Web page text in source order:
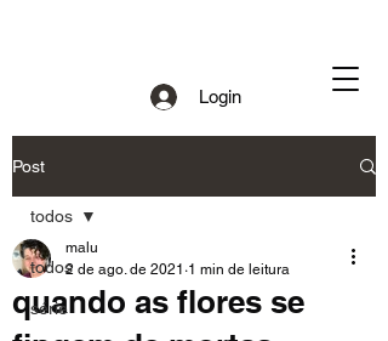
Login
Post
todos
série
todos
quando as flores se
malu
2 de ago. de 2021 1 min de leitura